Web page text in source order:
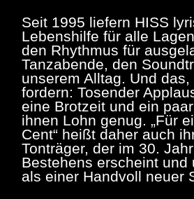
Seit 1995 liefern HISS
Lebenshilfe für alle
den Rhythmus für
Tanzabende, den
unserem Alltag. Und
fordern: Tosender
eine Brotzeit und ein
ihnen Lohn genug. „Für
Cent“ heißt daher auch
Tonträger, der im 30.
Bestehens erscheint und
als einer Handvoll neuer